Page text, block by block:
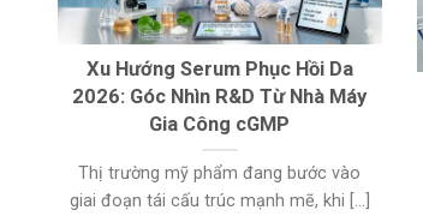
Xu Hướng Serum Phục Hồi Da
2026: Góc Nhìn R&D Từ Nhà Máy
Gia Công cGMP
Thị trường mỹ phẩm đang bước vào
giai đoạn tái cấu trúc mạnh mẽ, khi [...]